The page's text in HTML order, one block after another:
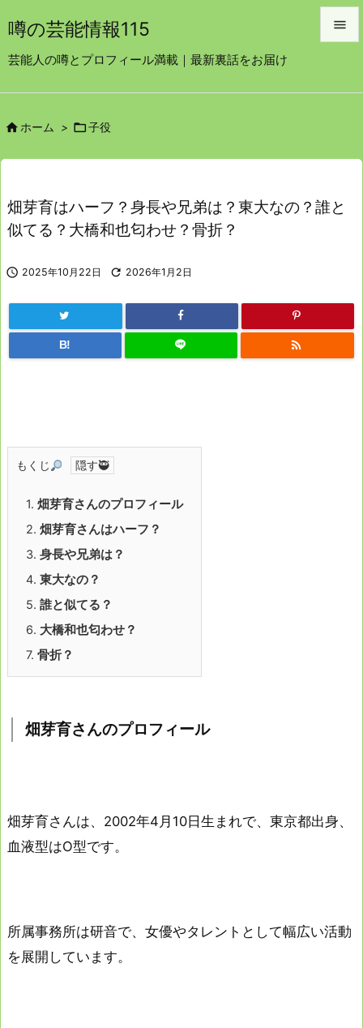
噂の芸能情報115
芸能人の噂とプロフィール満載｜最新裏話をお届け

前へ
次へ
ホーム > 子役
畑芽育はハーフ？身長や兄弟は？東大なの？誰と
似てる？大橋和也匂わせ？骨折？
 2025年10月22日  2026年1月2日
B! 
もくじ
1. 畑芽育さんのプロフィール
2. 畑芽育さんはハーフ？
3. 身長や兄弟は？
4. 東大なの？
5. 誰と似てる？
6. 大橋和也匂わせ？
7. 骨折？
畑芽育さんのプロフィール
畑芽育さんは、2002年4月10日生まれで、東京都出身、
血液型はO型です。
所属事務所は研音で、女優やタレントとして幅広い活動
を展開しています。